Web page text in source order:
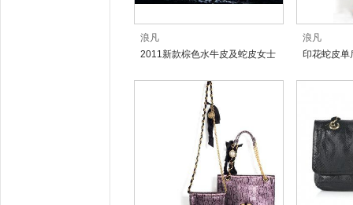
浪凡
2011新款棕色水牛皮及蛇皮女士
浪凡
印花蛇皮单